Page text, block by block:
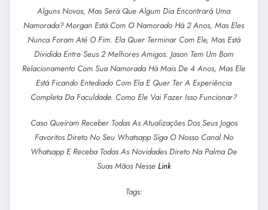
Alguns Novos, Mas Será Que Algum Dia Encontrará Uma
Namorada? Morgan Está Com O Namorado Há 2 Anos, Mas Eles
Nunca Foram Até O Fim. Ela Quer Terminar Com Ele, Mas Está
Dividida Entre Seus 2 Melhores Amigos. Jason Tem Um Bom
Relacionamento Com Sua Namorada Há Mais De 4 Anos, Mas Ele
Está Ficando Entediado Com Ela E Quer Ter A Experiência
Completa Da Faculdade. Como Ele Vai Fazer Isso Funcionar?
Caso Queiram Receber Todas As Atualizações Dos Seus Jogos
Favoritos Direto No Seu Whatsapp Siga O Nosso Canal No
Whatsapp E Receba Todas As Novidades Direto Na Palma De
Suas Mãos Nesse Link
Tags: